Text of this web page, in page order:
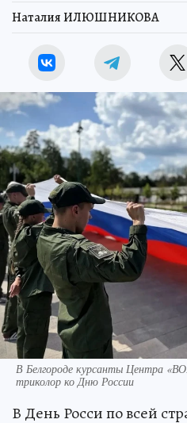
Наталия ИЛЮШНИКОВА
В Белгороде курсанты Центра
триколор ко Дню России
В День Росси по всей